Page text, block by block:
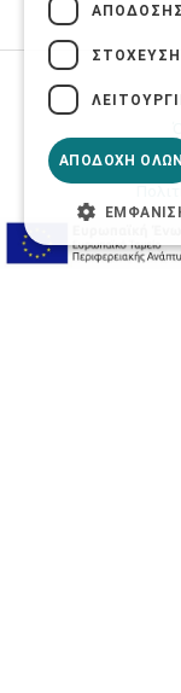
ΑΠΌΔΟΣΗΣ
ΑΠΟΔΟΧΉ ΌΛΩΝ